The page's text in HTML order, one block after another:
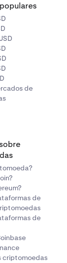
saber
limite. O
por
SCT
de
de
de
criptomoedas